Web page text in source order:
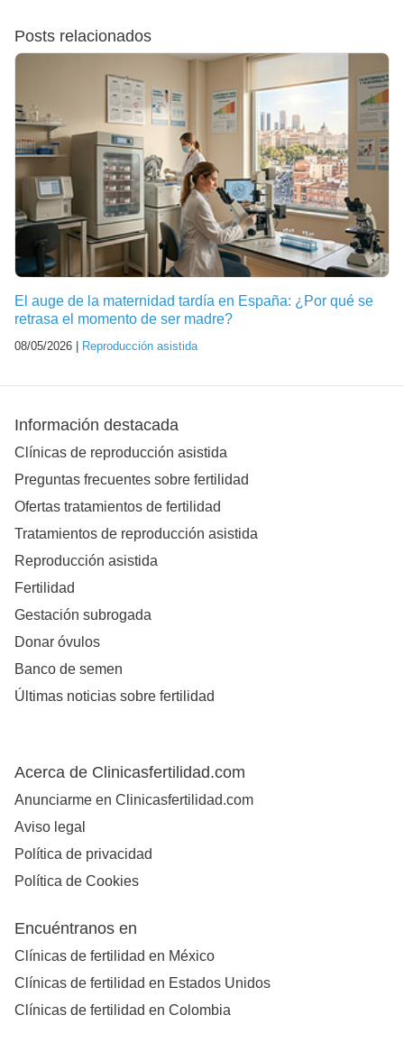
Posts relacionados
El auge de la maternidad tardía en España: ¿Por qué se
retrasa el momento de ser madre?
08/05/2026 | Reproducción asistida
Información destacada
Clínicas de reproducción asistida
Preguntas frecuentes sobre fertilidad
Ofertas tratamientos de fertilidad
Tratamientos de reproducción asistida
Reproducción asistida
Fertilidad
Gestación subrogada
Donar óvulos
Banco de semen
Últimas noticias sobre fertilidad
Acerca de Clinicasfertilidad.com
Anunciarme en Clinicasfertilidad.com
Aviso legal
Política de privacidad
Política de Cookies
Encuéntranos en
Clínicas de fertilidad en México
Clínicas de fertilidad en Estados Unidos
Clínicas de fertilidad en Colombia